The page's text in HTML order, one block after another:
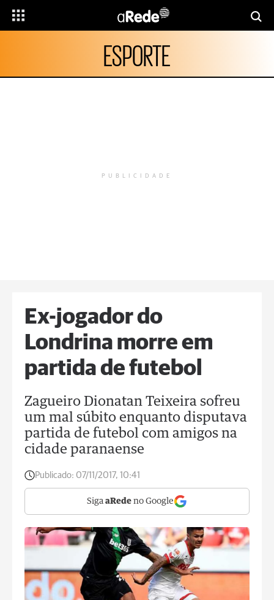
ESPORTE
PUBLICIDADE
Ex-jogador do
Londrina morre em
partida de futebol
Zagueiro Dionatan Teixeira sofreu
um mal súbito enquanto disputava
partida de futebol com amigos na
cidade paranaense
Publicado: 07/11/2017, 10:41
Siga aRede no Google